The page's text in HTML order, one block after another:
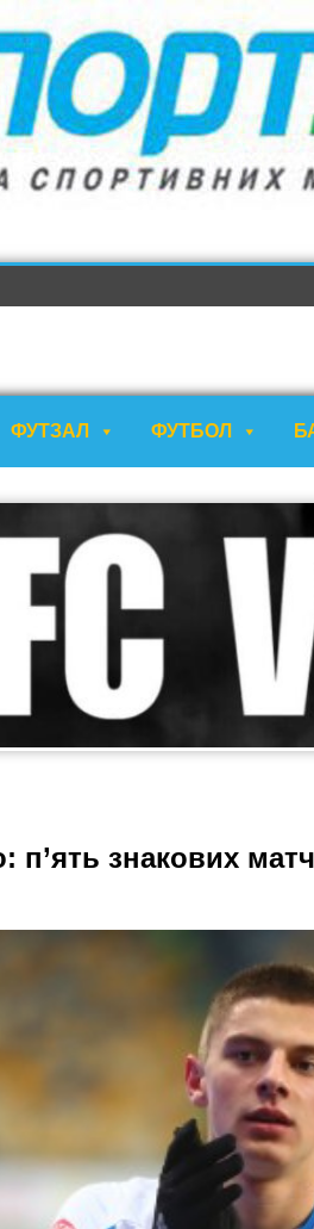
ФУТЗАЛ ФУТБОЛ
п’ять знакових